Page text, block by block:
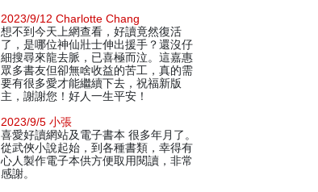
2023/9/12 Charlotte Chang
想不到今天上網查看，好讀竟然復活
了，是哪位神仙壯士伸出援手？還沒仔
細搜尋來龍去脈，已喜極而泣。這嘉惠
眾多書友但卻無啥收益的苦工，真的需
要有很多愛才能繼續下去，祝福新版
主，謝謝您！好人一生平安！
2023/9/5 小張
喜愛好讀網站及電子書本 很多年月了。
從武俠小說起始，到各種書類，幸得有
心人製作電子本供方便取用閱讀，非常
感謝。